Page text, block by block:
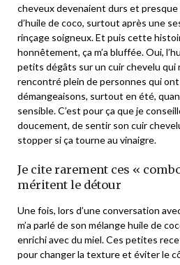
cheveux devenaient durs et
d’huile de coco, surtout après une
rinçage soigneux. Et puis cette
honnêtement, ça m’a bluffée. Oui,
petits dégâts sur un cuir chevelu qui
rencontré plein de personnes qui
démangeaisons, surtout en été,
sensible. C’est pour ça que je
doucement, de sentir son cuir
stopper si ça tourne au vinaigre.
Je cite rarement ces «
méritent le détour
Une fois, lors d’une conversation
m’a parlé de son mélange huile de
enrichi avec du miel. Ces petites
pour changer la texture et éviter le